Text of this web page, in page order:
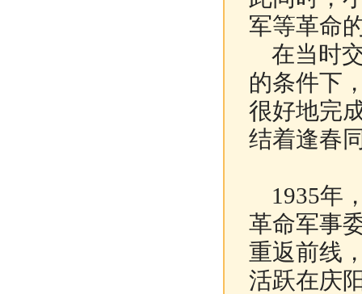
军等革命
在当时
的条件下
很好地完
结着逢春
1935年
革命军事
重返前线
活跃在庆